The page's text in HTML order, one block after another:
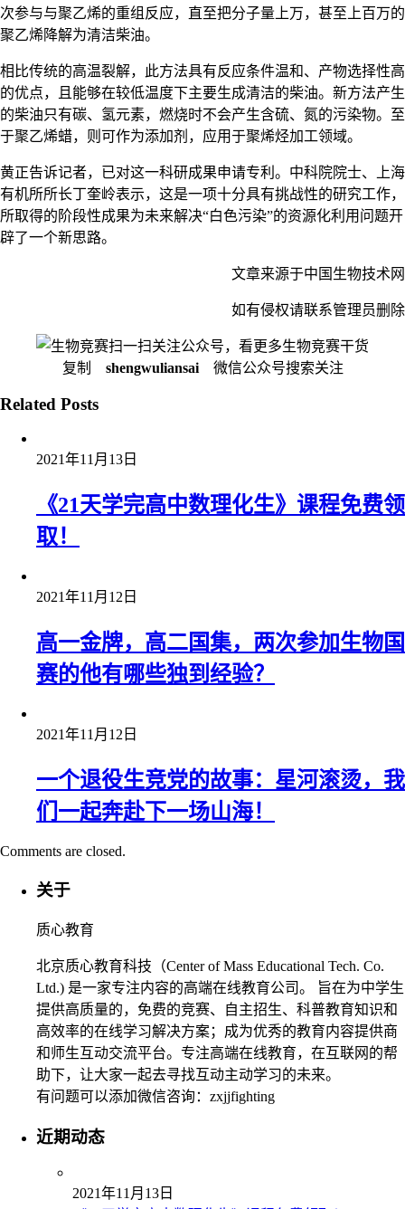
次参与与聚乙烯的重组反应，直至把分子量上万，甚至上百万的
聚乙烯降解为清洁柴油。
相比传统的高温裂解，此方法具有反应条件温和、产物选择性高
的优点，且能够在较低温度下主要生成清洁的柴油。新方法产生
的柴油只有碳、氢元素，燃烧时不会产生含硫、氮的污染物。至
于聚乙烯蜡，则可作为添加剂，应用于聚烯烃加工领域。
黄正告诉记者，已对这一科研成果申请专利。中科院院士、上海
有机所所长丁奎岭表示，这是一项十分具有挑战性的研究工作，
所取得的阶段性成果为未来解决“白色污染”的资源化利用问题开
辟了一个新思路。
文章来源于中国生物技术网
如有侵权请联系管理员删除
扫一扫关注公众号，看更多生物竞赛干货
复制 shengwuliansai微信公众号搜索关注
Related Posts
2021年11月13日
《21天学完高中数理化生》课程免费领
取！
2021年11月12日
高一金牌，高二国集，两次参加生物国
赛的他有哪些独到经验？
2021年11月12日
一个退役生竞党的故事：星河滚烫，我
们一起奔赴下一场山海！
Comments are closed.
关于
质心教育
北京质心教育科技（Center of Mass Educational Tech. Co.
Ltd.) 是一家专注内容的高端在线教育公司。 旨在为中学生
提供高质量的，免费的竞赛、自主招生、科普教育知识和
高效率的在线学习解决方案；成为优秀的教育内容提供商
和师生互动交流平台。专注高端在线教育，在互联网的帮
助下，让大家一起去寻找互动主动学习的未来。
有问题可以添加微信咨询：zxjjfighting
近期动态
2021年11月13日